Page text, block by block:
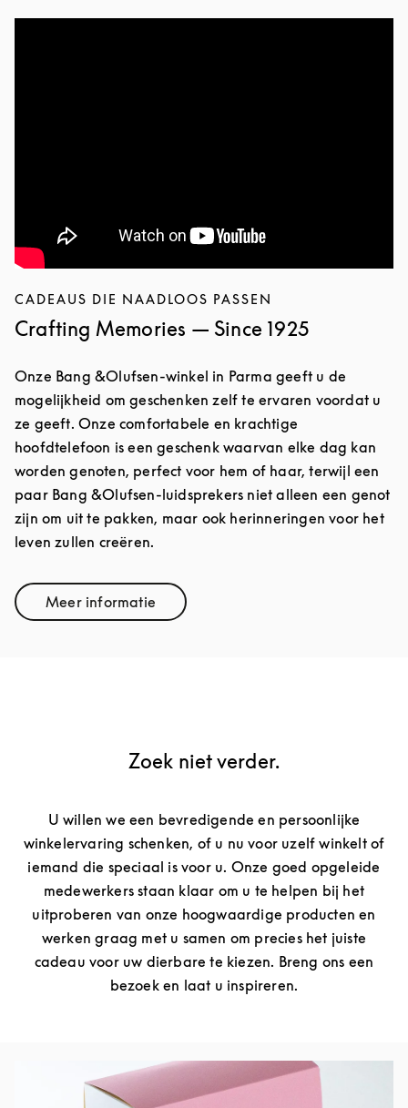
CADEAUS DIE NAADLOOS PASSEN
Crafting Memories — Since 1925
Onze Bang &Olufsen-winkel in Parma geeft u de
mogelijkheid om geschenken zelf te ervaren voordat u
ze geeft. Onze comfortabele en krachtige
hoofdtelefoon is een geschenk waarvan elke dag kan
worden genoten, perfect voor hem of haar, terwijl een
paar Bang &Olufsen-luidsprekers niet alleen een genot
zijn om uit te pakken, maar ook herinneringen voor het
leven zullen creëren.
Meer informatieLink Opens in New Tab
Zoek niet verder.
U willen we een bevredigende en persoonlijke
winkelervaring schenken, of u nu voor uzelf winkelt of
iemand die speciaal is voor u. Onze goed opgeleide
medewerkers staan klaar om u te helpen bij het
uitproberen van onze hoogwaardige producten en
werken graag met u samen om precies het juiste
cadeau voor uw dierbare te kiezen. Breng ons een
bezoek en laat u inspireren.
Afbeelding van evenement